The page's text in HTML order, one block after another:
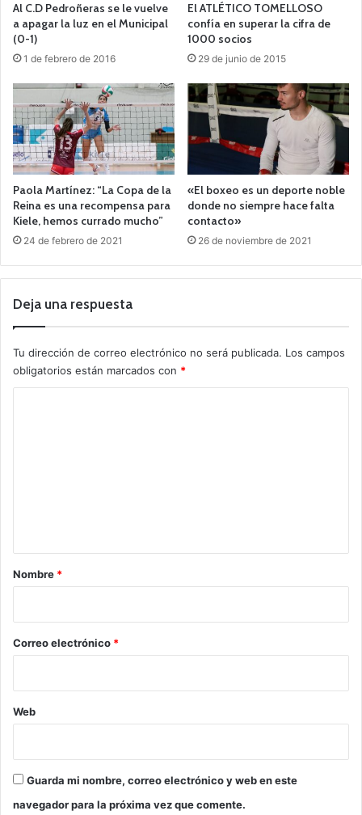
Al C.D Pedroñeras se le vuelve
a apagar la luz en el Municipal
(0-1)
1 de febrero de 2016
El ATLÉTICO TOMELLOSO
confía en superar la cifra de
1000 socios
29 de junio de 2015
Paola Martínez: “La Copa de la
Reina es una recompensa para
Kiele, hemos currado mucho”
24 de febrero de 2021
«El boxeo es un deporte noble
donde no siempre hace falta
contacto»
26 de noviembre de 2021
Deja una respuesta
Tu dirección de correo electrónico no será publicada. Los campos
obligatorios están marcados con *
r
*
Nombre *
Correo electrónico *
Web
Guarda mi nombre, correo electrónico y web en este
navegador para la próxima vez que comente.